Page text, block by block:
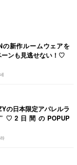
韓国トレンド
イドル
の新作ルームウェアを
ンも見逃せない！♡
の日本限定アパレルラ
日間のPOPUP